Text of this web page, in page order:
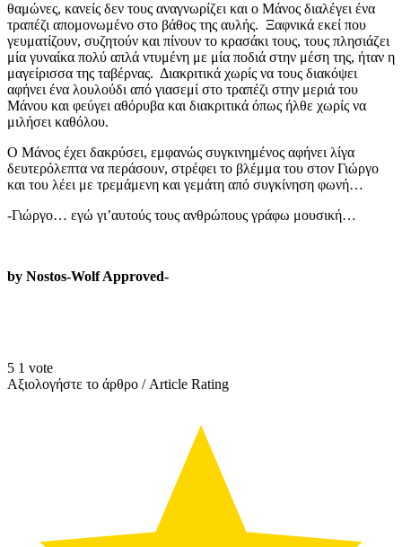
θαμώνες, κανείς δεν τους αναγνωρίζει και ο Μάνος διαλέγει ένα
τραπέζι απομονωμένο στο βάθος της αυλής. Ξαφνικά εκεί που
γευματίζουν, συζητούν και πίνουν το κρασάκι τους, τους πλησιάζει
μία γυναίκα πολύ απλά ντυμένη με μία ποδιά στην μέση της, ήταν η
μαγείρισσα της ταβέρνας. Διακριτικά χωρίς να τους διακόψει
αφήνει ένα λουλούδι από γιασεμί στο τραπέζι στην μεριά του
Μάνου και φεύγει αθόρυβα και διακριτικά όπως ήλθε χωρίς να
μιλήσει καθόλου.
Ο Μάνος έχει δακρύσει, εμφανώς συγκινημένος αφήνει λίγα
δευτερόλεπτα να περάσουν, στρέφει το βλέμμα του στον Γιώργο
και του λέει με τρεμάμενη και γεμάτη από συγκίνηση φωνή…
-Γιώργο… εγώ γι’αυτούς τους ανθρώπους γράφω μουσική…
by Nostos-Wolf Approved-
5 1 vote
Αξιολογήστε το άρθρο / Article Rating